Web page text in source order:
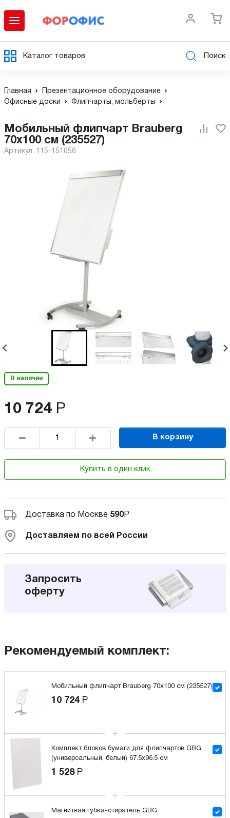
Каталог товаров Поиск
Главная
Презентационное оборудование
Офисные доски
Флипчарты, мольберты
Мобильный флипчарт Brauberg
70x100 см (235527)
Артикул: 115-151056
В наличии
10 724 Р
В корзину
Купить в один клик
Доставка по Москве 590Р
Доставляем по всей России
Запросить
оферту
Рекомендуемый комплект:
Мобильный флипчарт Brauberg 70x100 см (235527)
10 724 Р
Комплект блоков бумаги для флипчартов GBG
(универсальный, белый) 67.5x96.5 см
1 528 Р
Магнитная губка-стиратель GBG